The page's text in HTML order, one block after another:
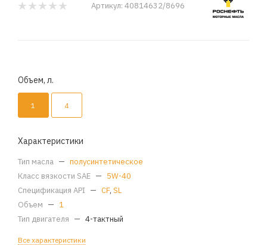
Артикул: 40814632/8696
Объем, л.
1 4
Характеристики
Тип масла — полусинтетическое
Класс вязкости SAE — 5W-40
Спецификация API — CF, SL
Объем — 1
Тип двигателя — 4-тактный
Все характеристики